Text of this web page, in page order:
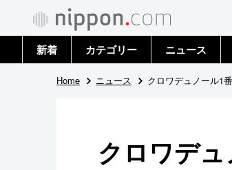
新着 カテゴリー
政治・外交
国際
ニュース
トップ
Home ニュース クロワデュノール1
クロワデ